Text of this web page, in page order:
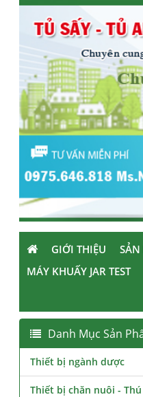
GIỚI THIỆU
MÁY KHUẤY JAR TEST
Danh Mục Sản
Thiết bị ngành dược
Thiết bị chăn nuôi -